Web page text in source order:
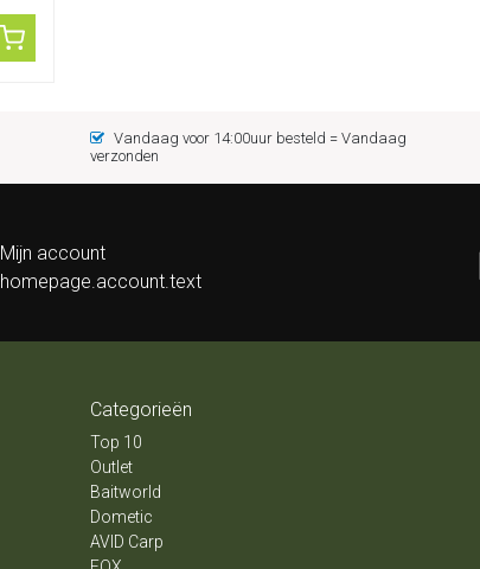
Vandaag voor 14:00uur besteld = Vandaag
verzonden
Mijn account
homepage.account.text
Categorieën
Top 10
Outlet
Baitworld
Dometic
AVID Carp